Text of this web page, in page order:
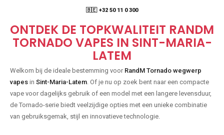
🇧🇪 +32 50 11 0 300
ONTDEK DE TOPKWALITEIT RANDM
TORNADO VAPES IN SINT-MARIA-
LATEM
Welkom bij de ideale bestemming voor RandM Tornado wegwerp
vapes in Sint-Maria-Latem . Of je nu op zoek bent naar een compacte
vape voor dagelijks gebruik of een model met een langere levensduur,
de Tornado-serie biedt veelzijdige opties met een unieke combinatie
van gebruiksgemak, stijl en innovatieve technologie.